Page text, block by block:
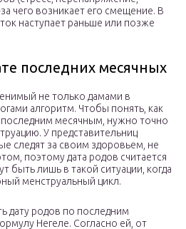
чего возникает его смещение. В
наступает раньше или позже
последних месячных
не только дамами в
алгоритм. Чтобы понять, как
последним месячным, нужно точно
У представительниц
следят за своим здоровьем, не
поэтому дата родов считается
быть лишь в такой ситуации, когда
менструальный цикл.
дату родов по последним
Негеле. Согласно ей, от